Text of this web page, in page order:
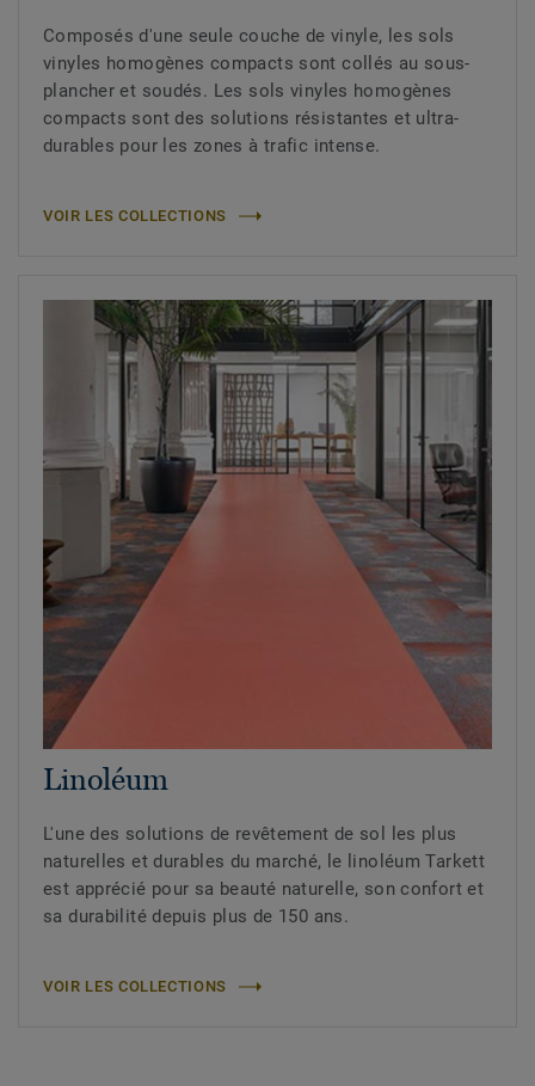
Composés d'une seule couche de vinyle, les sols
vinyles homogènes compacts sont collés au sous-
plancher et soudés. Les sols vinyles homogènes
compacts sont des solutions résistantes et ultra-
durables pour les zones à trafic intense.
VOIR LES COLLECTIONS
Linoléum
L'une des solutions de revêtement de sol les plus
naturelles et durables du marché, le linoléum Tarkett
est apprécié pour sa beauté naturelle, son confort et
sa durabilité depuis plus de 150 ans.
VOIR LES COLLECTIONS